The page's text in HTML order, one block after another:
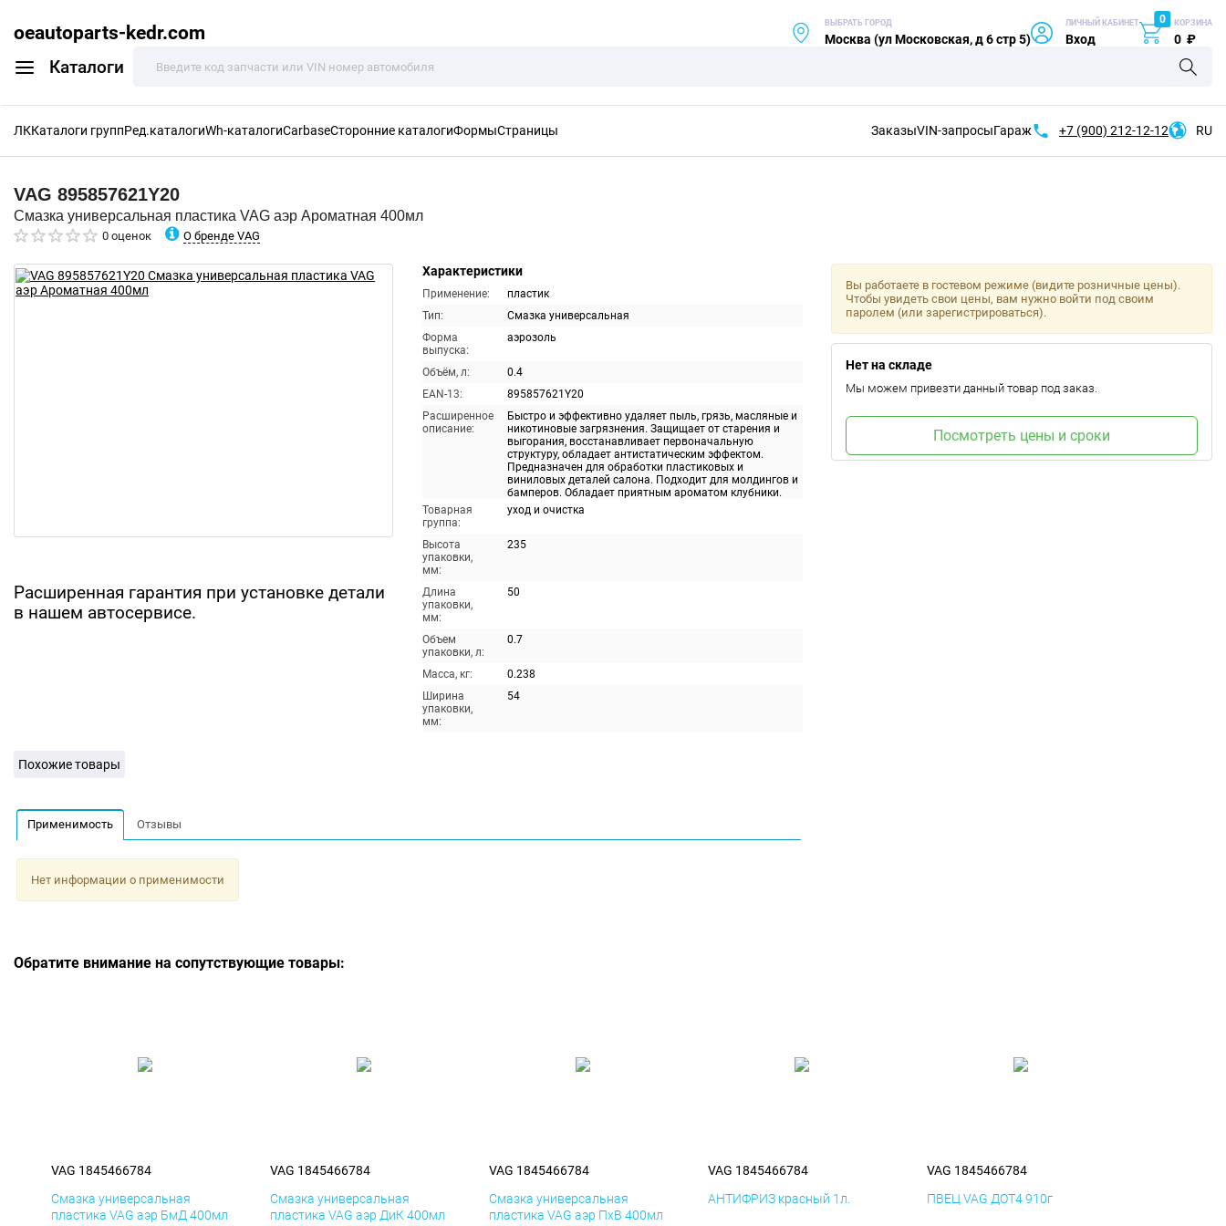
oeautoparts-kedr.com
Каталоги
ВЫБРАТЬ ГОРОД
Москва (ул Московская, д 6 стр 5)
ЛИЧНЫЙ КАБИНЕТ
Вход
0 КОРЗИНА
0 ₽
ЛККаталоги группРед.каталогиWh-каталогиCarbaseСторонние каталогиФормыСтраницы ЗаказыVIN-запросыГараж +7 (900) 212-12-12 RU
VAG 895857621Y20
Смазка универсальная пластика VAG аэр Ароматная 400мл
0 оценок О бренде VAG
Расширенная гарантия при установке детали
в нашем автосервисе.
Характеристики
Применение:
пластик
Тип:
Смазка универсальная
Форма
выпуска:
аэрозоль
Объём, л:
0.4
EAN-13:
895857621Y20
Расширенное
описание:
Быстро и эффективно удаляет пыль, грязь, масляные и
никотиновые загрязнения. Защищает от старения и
выгорания, восстанавливает первоначальную
структуру, обладает антистатическим эффектом.
Предназначен для обработки пластиковых и
виниловых деталей салона. Подходит для молдингов и
бамперов. Обладает приятным ароматом клубники.
Товарная
группа:
уход и очистка
Высота
упаковки,
мм:
235
Длина
упаковки,
мм:
50
Объем
упаковки, л:
0.7
Масса, кг:
0.238
Ширина
упаковки,
мм:
54
Вы работаете в гостевом режиме (видите розничные цены).
Чтобы увидеть свои цены, вам нужно войти под своим
паролем (или зарегистрироваться).
Нет на складе
Мы можем привезти данный товар под заказ.
Посмотреть цены и сроки
Похожие товары
Применимость Отзывы
Нет информации о применимости
Обратите внимание на сопутствующие товары:
VAG 1845466784
Смазка универсальная
пластика VAG аэр БмД 400мл
VAG 1845466784
Смазка универсальная
пластика VAG аэр ДиК 400мл
VAG 1845466784
Смазка универсальная
пластика VAG аэр ПхВ 400мл
VAG 1845466784
АНТИФРИЗ красный 1л.
VAG 1845466784
ПВЕЦ VAG ДОТ4 910г